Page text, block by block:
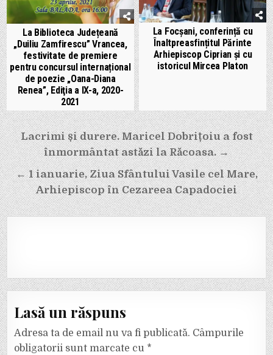
La Biblioteca Județeană
„Duiliu Zamfirescu” Vrancea,
festivitate de premiere
pentru concursul internațional
de poezie „Oana-Diana
Renea”, Ediţia a IX-a, 2020-
2021
La Focșani, conferință cu
Înaltpreasfințitul Părinte
Arhiepiscop Ciprian și cu
istoricul Mircea Platon
Navigare
în
articole
Lacrimi și durere. Maricel Dobrițoiu a fost
înmormântat astăzi la Răcoasa. →
← 1 ianuarie, Ziua Sfântului Vasile cel Mare,
Arhiepiscop în Cezareea Capadociei
Lasă un răspuns
Adresa ta de email nu va fi publicată. Câmpurile
obligatorii sunt marcate cu *